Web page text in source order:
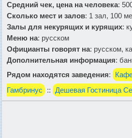
Средний чек, цена на человека:
Сколько мест и залов: 1 зал, 100
Залы для некурящих и курящих:
Меню на: русском
Официанты говорят на: русском,
Дополнительная информация:
Рядом находятся заведения:
Гамбринус
:: Дешевая Гостиница